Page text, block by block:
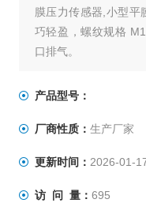
膜压力传感器,小型平
巧轻盈，螺纹规格
口排气。
产品型号：
厂商性质： 生产厂家
更新时间： 2026-01-
访 问 量： 695